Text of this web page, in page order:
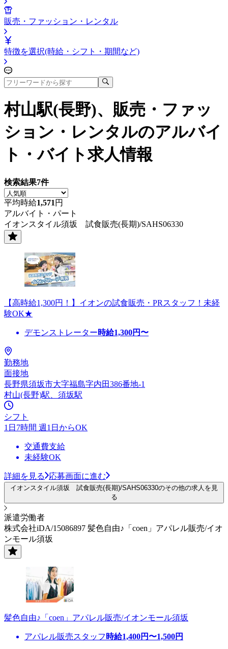
販売・ファッション・レンタル
特徴を選択(時給・シフト・期間など)
村山駅(長野)、販売・ファッ
ション・レンタルのアルバイ
ト・バイト求人情報
検索結果7件
平均時給1,571 円
アルバイト・パート
イオンスタイル須坂 試食販売(長期)/SAHS06330
【高時給1,300円！】イオンの試食販売・PRスタッフ！未経
験OK★
デモンストレーター時給1,300円〜
勤務地
面接地
長野県須坂市大字福島字内田386番地-1
村山(長野)駅、須坂駅
シフト
1日7時間 週1日からOK
交通費支給
未経験OK
詳細を見る 応募画面に進む
イオンスタイル須坂 試食販売(長期)/SAHS06330のその他の求人を見
る
派遣労働者
株式会社iDA/15086897 髪色自由♪「coen」アパレル販売/イオ
ンモール須坂
髪色自由♪「coen」アパレル販売/イオンモール須坂
アパレル販売スタッフ 時給1,400円〜1,500円